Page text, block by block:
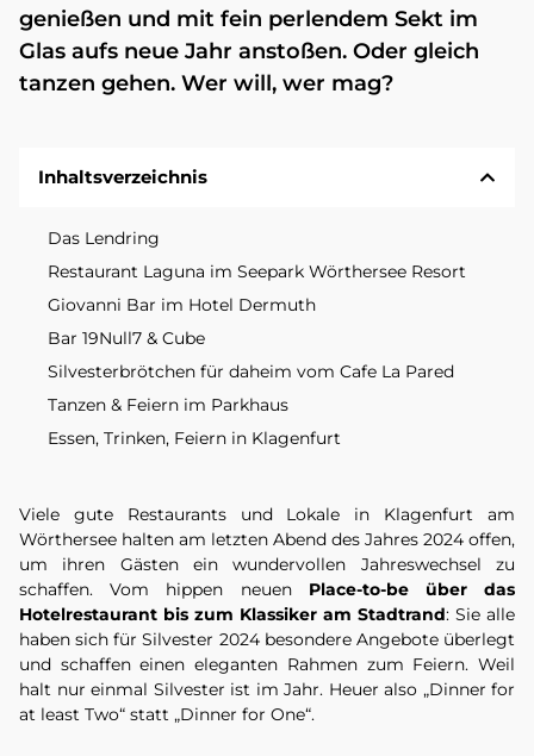
genießen und mit fein perlendem Sekt im
Glas aufs neue Jahr anstoßen. Oder gleich
tanzen gehen. Wer will, wer mag?
Inhaltsverzeichnis
Das Lendring
Restaurant Laguna im Seepark Wörthersee Resort
Giovanni Bar im Hotel Dermuth
Bar 19Null7 & Cube
Silvesterbrötchen für daheim vom Cafe La Pared
Tanzen & Feiern im Parkhaus
Essen, Trinken, Feiern in Klagenfurt
Viele gute Restaurants und Lokale in Klagenfurt am
Wörthersee halten am letzten Abend des Jahres 2024 offen,
um ihren Gästen ein wundervollen Jahreswechsel zu
schaffen. Vom hippen neuen Place-to-be über das
Hotelrestaurant bis zum Klassiker am Stadtrand: Sie alle
haben sich für Silvester 2024 besondere Angebote überlegt
und schaffen einen eleganten Rahmen zum Feiern. Weil
halt nur einmal Silvester ist im Jahr. Heuer also „Dinner for
at least Two“ statt „Dinner for One“.